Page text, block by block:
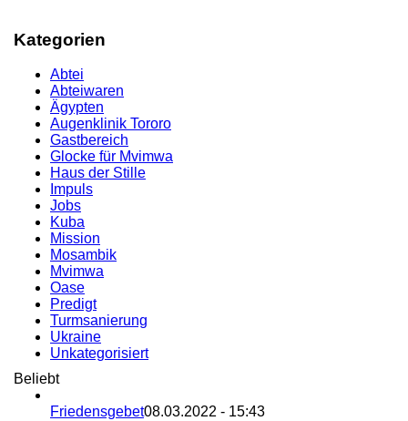
Kategorien
Abtei
Abteiwaren
Ägypten
Augenklinik Tororo
Gastbereich
Glocke für Mvimwa
Haus der Stille
Impuls
Jobs
Kuba
Mission
Mosambik
Mvimwa
Oase
Predigt
Turmsanierung
Ukraine
Unkategorisiert
Beliebt
Friedensgebet08.03.2022 - 15:43